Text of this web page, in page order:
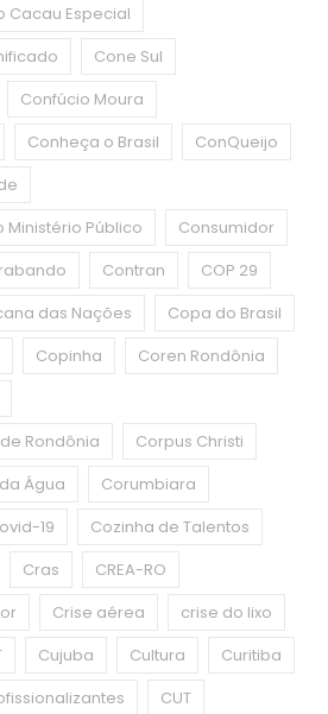
Cacau Especial
Cone Sul
Confúcio Moura
Conheça o Brasil
ConQueijo
Público
Consumidor
Contran
COP 29
das Nações
Copa do Brasil
Copinha
Coren Rondônia
Rondônia
Corpus Christi
Água
Corumbiara
19
Cozinha de Talentos
Cras
CREA-RO
Crise aérea
crise do lixo
Cujuba Cultura
Curitiba
CUT